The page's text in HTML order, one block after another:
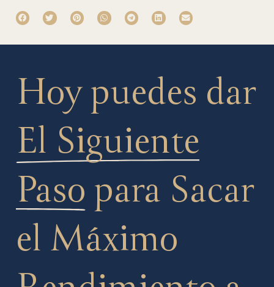
Hoy puedes dar
El Siguiente
Paso para Sacar
el Máximo